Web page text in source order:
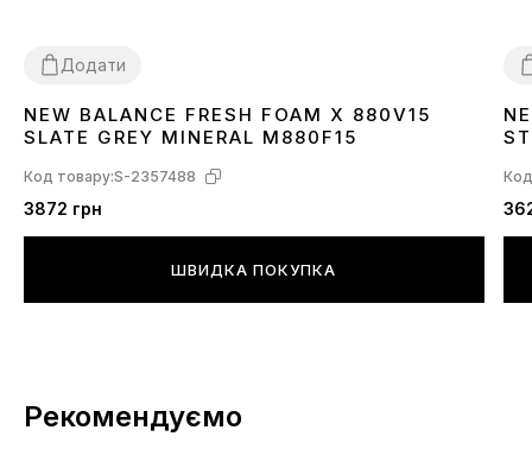
Додати
4041 42
NEW BALANCE FRESH FOAM X 880V15
SLATE GREY MINERAL M880F15
Код товару:S-2357488
3872 грн
ШВИДКА ПОКУПКА
Рекомендуємо